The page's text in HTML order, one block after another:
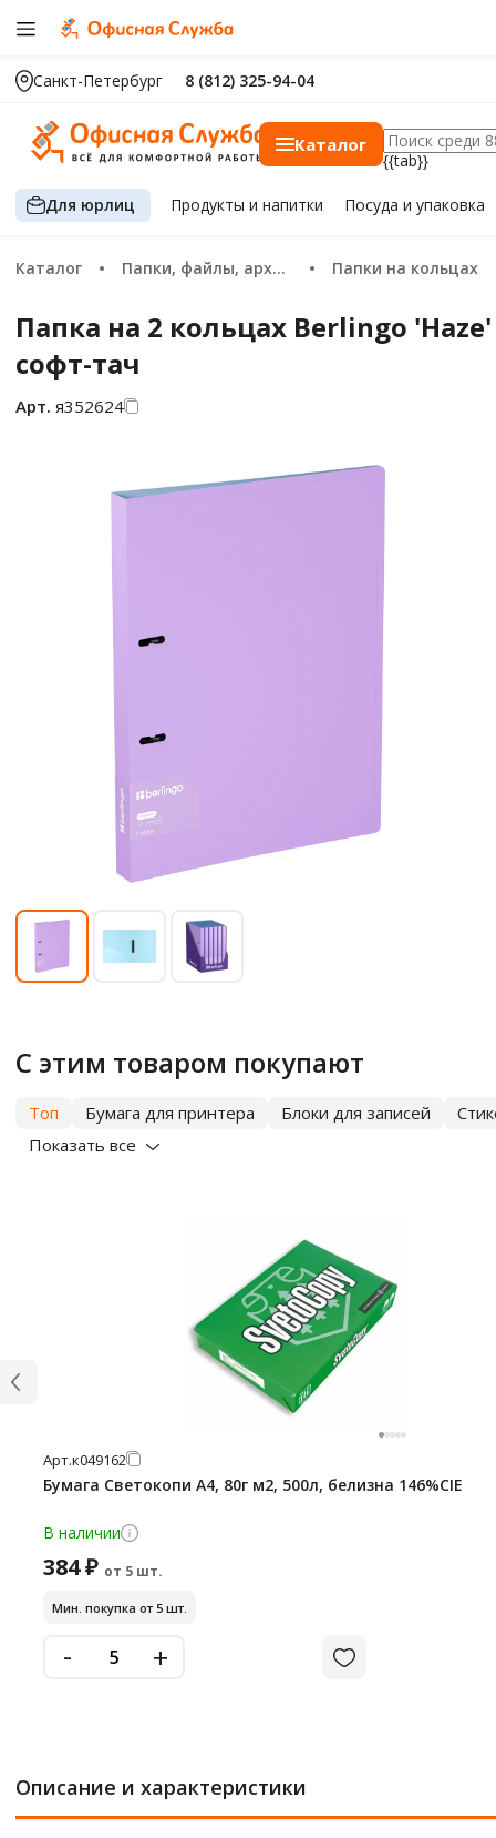
Санкт-Петербург 8 (812) 325-94-04
Каталог
{{tab}}
Для юрлиц Продуктыи напитки Посуда и упаковка
Каталог Папки, файлы, архивация Папки на кольцах
Папка на 2 кольцах Berlingo
софт-тач
Арт. я352624
С этим товаром покупают
Топ Бумага для принтера Блоки для записей
Показать все
Арт.к049162
Бумага Светокопи А4, 80г м2, 500л, белизна 146%CIE
В наличии
384 ₽ от 5 шт.
Мин. покупка от 5 шт.
- +
Описание и характеристики